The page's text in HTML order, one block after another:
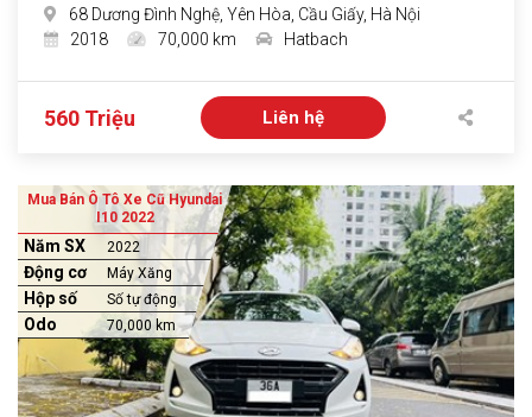
68 Dương Đình Nghệ, Yên Hòa, Cầu Giấy, Hà Nội
2018
70,000 km Hatbach
560 Triệu Liên hệ
Mua Bán Ô Tô Xe Cũ Hyundai
I10 2022
Năm SX 2022
Động cơ Máy Xăng
Hộp số Số tự động
Odo 70,000 km